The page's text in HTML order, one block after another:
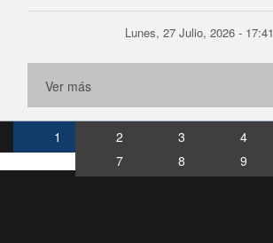
Lunes, 27 Julio, 2026 - 17:41
Ver más
1 2 3 4
7
8 9